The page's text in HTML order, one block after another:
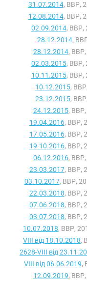
31.07.2014, ВВР,
12.08.2014, ВВР,
02.09.2014, ВВР,
28.12.2014,
28.12.2014,
02.03.2015, ВВР,
10.11.2015, ВВР,
10.12.2015,
23.12.2015,
24.12.2015,
19.04.2016, ВВР,
17.05.2016, ВВР,
19.10.2016, ВВР,
06.12.2016,
23.03.2017, ВВР,
03.10.2017, ВВР,
22.03.2018, ВВР,
07.06.2018, ВВР,
03.07.2018, ВВР,
10.07.2018, ВВР,
VIII від 18.10.2018,
2628-VIII від
VIII від 06.06.2019,
12.09.2019,